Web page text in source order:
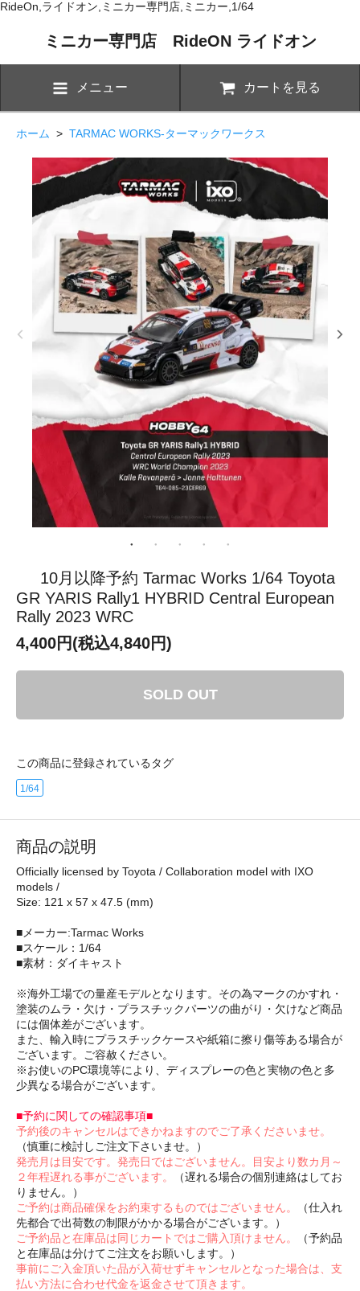
RideOn,ライドオン,ミニカー専門店,ミニカー,1/64
ミニカー専門店 RideON ライドオン
メニュー カートを見る
ホーム > TARMAC WORKS-ターマックワークス
10月以降予約 Tarmac Works 1/64 Toyota
GR YARIS Rally1 HYBRID Central European
Rally 2023 WRC
4,400円(税込4,840円)
SOLD OUT
この商品に登録されているタグ
1/64
商品の説明
Officially licensed by Toyota / Collaboration model with IXO
models /
Size: 121 x 57 x 47.5 (mm)
■メーカー:Tarmac Works
■スケール：1/64
■素材：ダイキャスト
※海外工場での量産モデルとなります。その為マークのかすれ・
塗装のムラ・欠け・プラスチックパーツの曲がり・欠けなど商品
には個体差がございます。
また、輸入時にプラスチックケースや紙箱に擦り傷等ある場合が
ございます。ご容赦ください。
※お使いのPC環境等により、ディスプレーの色と実物の色と多
少異なる場合がございます。
■予約に関しての確認事項■
予約後のキャンセルはできかねますのでご了承くださいませ。
（慎重に検討しご注文下さいませ。）
発売月は目安です。発売日ではございません。目安より数カ月～
２年程遅れる事がございます。
（遅れる場合の個別連絡はしてお
りません。）
ご予約は商品確保をお約束するものではございません。
（仕入れ
先都合で出荷数の制限がかかる場合がございます。）
ご予約品と在庫品は同じカートではご購入頂けません。
（予約品
と在庫品は分けてご注文をお願いします。）
事前にご入金頂いた品が入荷せずキャンセルとなった場合は、支
払い方法に合わせ代金を返金させて頂きます。